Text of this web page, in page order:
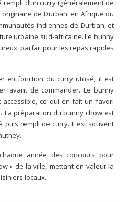
d’un curry (généralement de
originaire de Durban, en Afrique du
indiennes de Durban, et
urbaine sud-africaine. Le bunny
parfait pour les repas rapides
en fonction du curry utilisé, il est
avant de commander. Le bunny
ce qui en fait un favori
La préparation du bunny chow est
puis rempli de curry. Il est souvent
année des concours pour
» de la ville, mettant en valeur la
locaux.